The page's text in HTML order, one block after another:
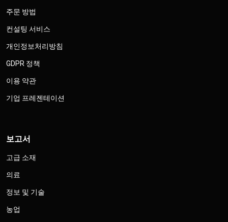
주문 방법
컨설팅 서비스
개인정보처리방침
GDPR 정책
이용 약관
기업 프레젠테이션
보고서
고급 소재
의료
정보 및 기술
농업